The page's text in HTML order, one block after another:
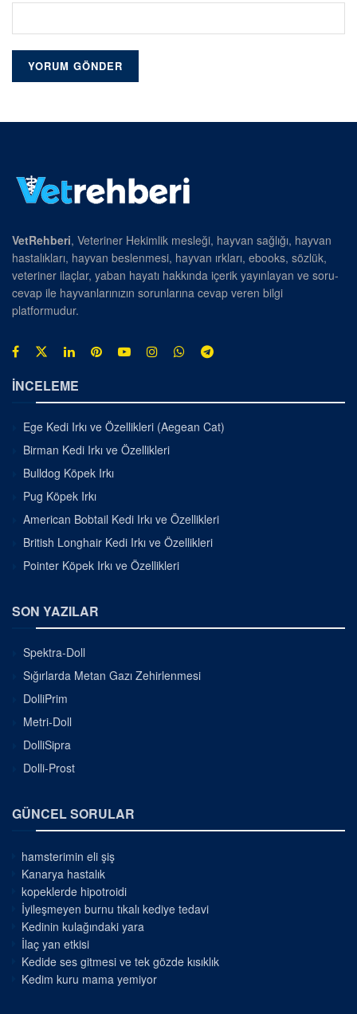
VetRehberi, Veteriner Hekimlik mesleği, hayvan sağlığı, hayvan
hastalıkları, hayvan beslenmesi, hayvan ırkları, ebooks, sözlük,
veteriner ilaçlar, yaban hayatı hakkında içerik yayınlayan ve soru-
cevap ile hayvanlarınızın sorunlarına cevap veren bilgi
platformudur.
İNCELEME
Ege Kedi Irkı ve Özellikleri (Aegean Cat)
Birman Kedi Irkı ve Özellikleri
Bulldog Köpek Irkı
Pug Köpek Irkı
American Bobtail Kedi Irkı ve Özellikleri
British Longhair Kedi Irkı ve Özellikleri
Pointer Köpek Irkı ve Özellikleri
SON YAZILAR
Spektra-Doll
Sığırlarda Metan Gazı Zehirlenmesi
DolliPrim
Metri-Doll
DolliSipra
Dolli-Prost
GÜNCEL SORULAR
hamsterimin eli şiş
Kanarya hastalık
kopeklerde hipotroidi
İyileşmeyen burnu tıkalı kediye tedavi
Kedinin kulağındaki yara
İlaç yan etkisi
Kedide ses gitmesi ve tek gözde kısıklık
Kedim kuru mama yemiyor